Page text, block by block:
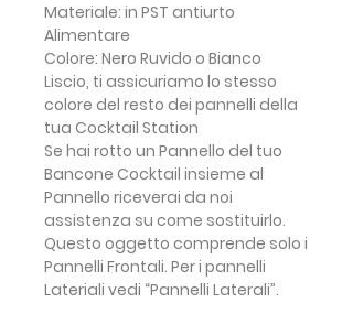
Materiale: in PST antiurto
Alimentare
Colore: Nero Ruvido o Bianco
Liscio, ti assicuriamo lo stesso
colore del resto dei pannelli della
tua Cocktail Station
Se hai rotto un Pannello del tuo
Bancone Cocktail insieme al
Pannello riceverai da noi
assistenza su come sostituirlo.
Questo oggetto comprende solo i
Pannelli Frontali. Per i pannelli
Lateriali vedi “Pannelli Laterali”.